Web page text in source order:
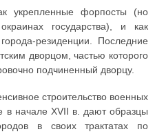
укрепленные форпосты (но
государства), и как
резиденции. Последние
дворцом, частью которого
подчиненный дворцу.
строительство военных
начале XVII в. дают образцы
в своих трактатах по